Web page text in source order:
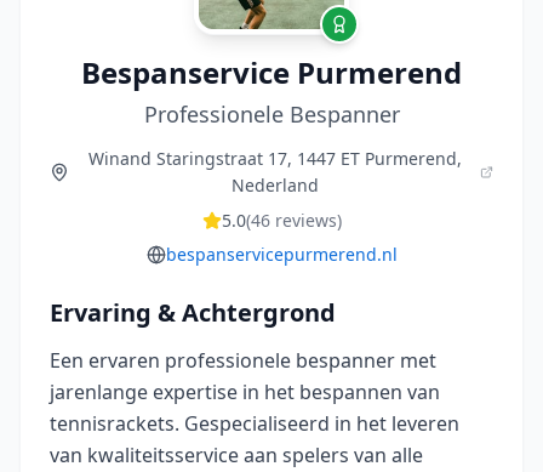
Bespanservice Purmerend
Professionele Bespanner
Winand Staringstraat 17, 1447 ET Purmerend,
Nederland
5.0(46reviews)
bespanservicepurmerend.nl
Ervaring & Achtergrond
Een ervaren professionele bespanner met
jarenlange expertise in het bespannen van
tennisrackets. Gespecialiseerd in het leveren
van kwaliteitsservice aan spelers van alle